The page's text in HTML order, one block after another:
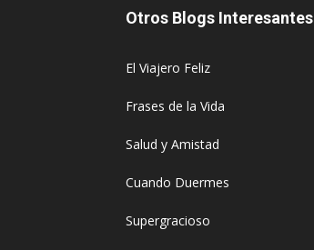
Otros Blogs Interesantes
El Viajero Feliz
Frases de la Vida
Salud y Amistad
Cuando Duermes
Supergracioso